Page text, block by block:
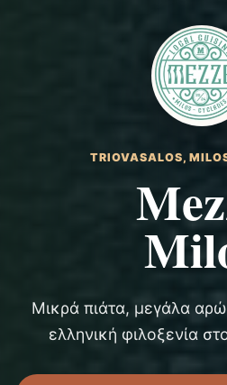
TRIOVASALOS,
Μικρά πιάτα, μεγάλα
ελληνική φιλοξενία